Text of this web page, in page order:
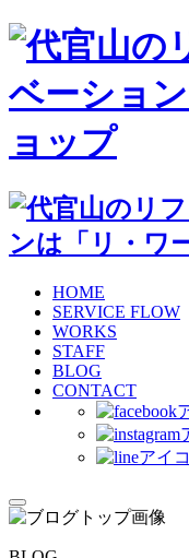
HOME
SERVICE FLOW
WORKS
STAFF
BLOG
CONTACT